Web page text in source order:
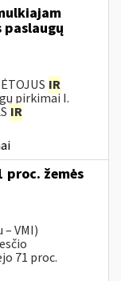
IR
pirkimai I.
IR
proc. žemės
VMI)
71 proc.